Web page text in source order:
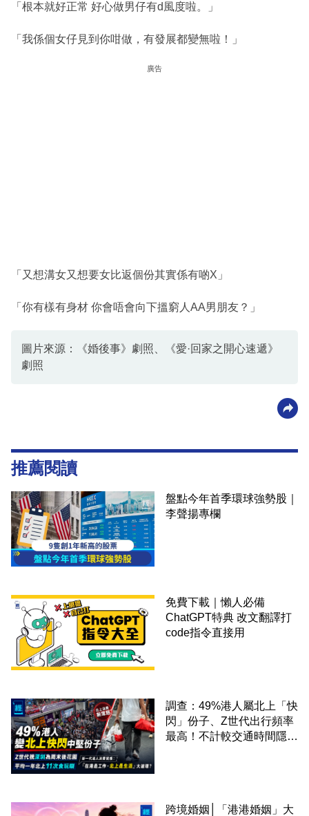
「根本就好正常 好心做男仔有d風度啦。」
「我係個女仔見到你咁做，有發展都變無啦！」
廣告
「又想溝女又想要女比返個份其實係有啲X」
「你有樣有身材 你會唔會向下搵窮人AA男朋友？」
圖片來源：《婚後事》劇照、《愛·回家之開心速遞》
劇照
推薦閱讀
盤點今年首季環球強勢股｜
李聲揚專欄
免費下載｜懶人必備
ChatGPT特典 改文翻譯打
code指令直接用
調查：49%港人屬北上「快
閃」份子、Z世代出行頻率
最高！不計較交通時間隱形
跨境婚姻│「港港婚姻」大